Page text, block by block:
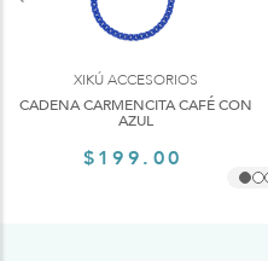
XIKÚ ACCESORIOS
CADENA CARMENCITA CAFÉ CON
AZUL
$199.00